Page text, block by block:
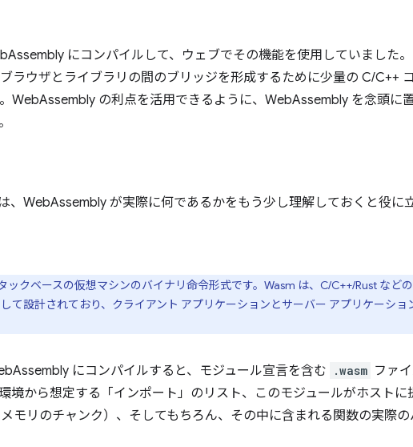
にコンパイルして、ウェブでその機能を使用していました
ラウザとライブラリの間のブリッジを形成するために少量の C/C++
WebAssembly の利点を活用できるように、WebAssembly を念頭に
、WebAssembly が実際に何であるかをもう少し理解しておくと役に立
ックベースの仮想マシンのバイナリ命令形式です。Wasm は、C/C++/Rust など
て設計されており、クライアント アプリケーションとサーバー アプリケーショ
にコンパイルすると、モジュール宣言を含む .wasm ファ
境から想定する「インポート」のリスト、このモジュールがホストに
モリのチャンク）、そしてもちろん、その中に含まれる関数の実際